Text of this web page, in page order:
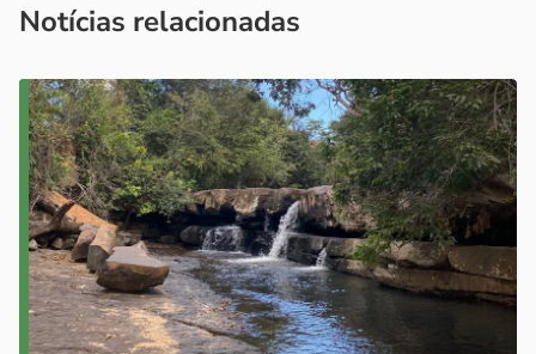
Notícias relacionadas